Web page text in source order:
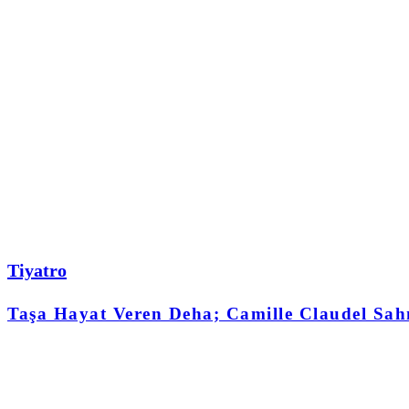
Tiyatro
Taşa Hayat Veren Deha; Camille Claudel